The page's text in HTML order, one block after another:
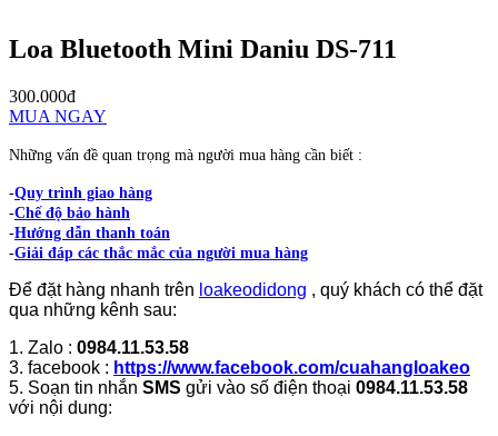
Loa Bluetooth Mini Daniu DS-711
300.000đ
MUA NGAY
Những vấn đề quan trọng mà người mua hàng cần biết :
-Quy trình giao hàng
-Chế độ bảo hành
-Hướng dẫn thanh toán
-Giải đáp các thắc mắc của người mua hàng
Để đặt hàng nhanh trên loakeodidong , quý khách có thể đặt
qua những kênh sau:
1. Zalo : 0984.11.53.58
3. facebook : https://www.facebook.com/cuahangloakeo
5. Soạn tin nhắn SMS gửi vào số điện thoại 0984.11.53.58
với nội dung: